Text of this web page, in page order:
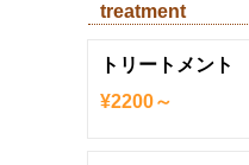
treatment
トリートメント
¥2200～